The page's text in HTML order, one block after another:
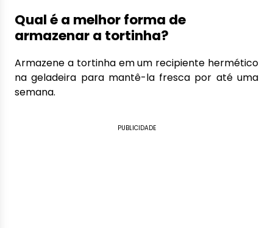
Qual é a melhor forma de
armazenar a tortinha?
Armazene a tortinha em um recipiente hermético
na geladeira para mantê-la fresca por até uma
semana.
PUBLICIDADE